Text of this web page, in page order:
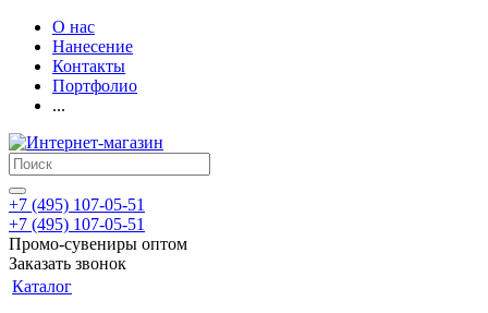
О нас
Нанесение
Контакты
Портфолио
...
+7 (495) 107-05-51
+7 (495) 107-05-51
Промо-сувениры оптом
Заказать звонок
Каталог